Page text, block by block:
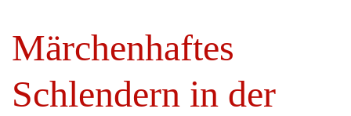
Märchenhaftes
Schlendern in der